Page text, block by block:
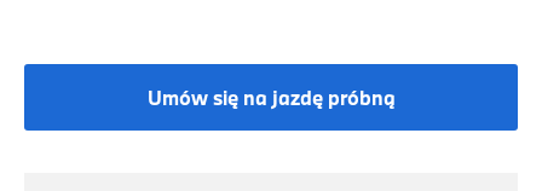
Umów się na jazdę próbną